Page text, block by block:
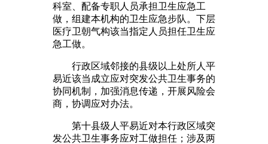
科室、配备专职人员承担卫生应急工
做，组建本机构的卫生应急步队。下层
医疗卫朝气构该当指定人员担任卫生应
急工做。
行政区域邻接的县级以上处所人平
易近该当成立应对突发公共卫生事务的
协同机制，加强消息传递，开展风险会
商，协调应对办法。
第十县级人平易近对本行政区域突
发公共卫生事务应对工做担任；涉及两